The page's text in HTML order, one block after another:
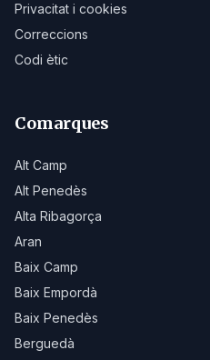
Privacitat i cookies
Correccions
Codi ètic
Comarques
Alt Camp
Alt Penedès
Alta Ribagorça
Aran
Baix Camp
Baix Empordà
Baix Penedès
Berguedà